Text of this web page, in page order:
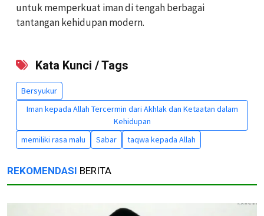
untuk memperkuat iman di tengah berbagai
tantangan kehidupan modern.
Kata Kunci / Tags
Bersyukur
Iman kepada Allah Tercermin dari Akhlak dan Ketaatan dalam
Kehidupan
memiliki rasa malu
Sabar taqwa kepada Allah
REKOMENDASI BERITA